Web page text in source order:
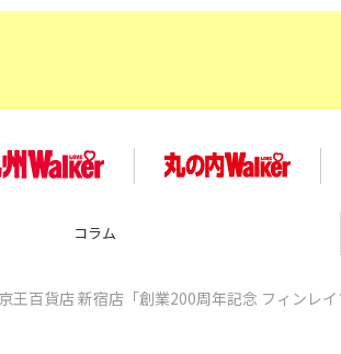
百貨店 新宿店「創業200周年記念 フィンレ